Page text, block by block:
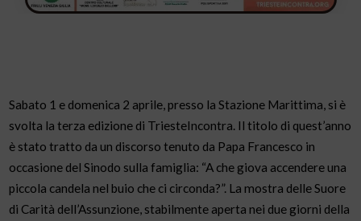
Sabato 1 e domenica 2 aprile, presso la Stazione Marittima, si è
svolta la terza edizione di TriesteIncontra. Il titolo di quest’anno
è stato tratto da un discorso tenuto da Papa Francesco in
occasione del Sinodo sulla famiglia: “A che giova accendere una
piccola candela nel buio che ci circonda?”. La mostra delle Suore
di Carità dell’Assunzione, stabilmente aperta nei due giorni della